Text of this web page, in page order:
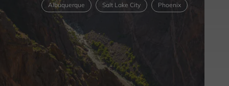
Albuquerque Salt Lake City Phoenix